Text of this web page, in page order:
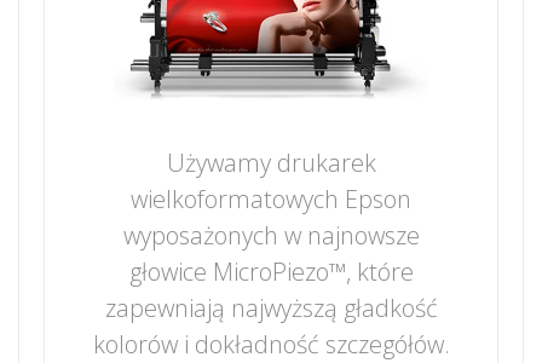
Używamy drukarek
wielkoformatowych Epson
wyposażonych w najnowsze
głowice MicroPiezo™, które
zapewniają najwyższą gładkość
kolorów i dokładność szczegółów.